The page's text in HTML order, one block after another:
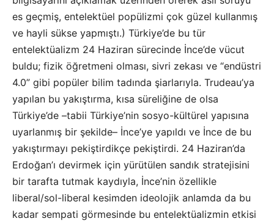
es geçmiş, entelektüel popülizmi çok güzel kullanmış
ve hayli sükse yapmıştı.) Türkiye’de bu tür
entelektüalizm 24 Haziran sürecinde İnce’de vücut
buldu; fizik öğretmeni olması, sivri zekası ve “endüstri
4.0” gibi popüler bilim tadında şiarlarıyla. Trudeau’ya
yapılan bu yakıştırma, kısa süreliğine de olsa
Türkiye’de –tabii Türkiye’nin sosyo-kültürel yapısına
uyarlanmış bir şekilde– İnce’ye yapıldı ve İnce de bu
yakıştırmayı pekiştirdikçe pekiştirdi. 24 Haziran’da
Erdoğan’ı devirmek için yürütülen sandık stratejisini
bir tarafta tutmak kaydıyla, İnce’nin özellikle
liberal/sol-liberal kesimden ideolojik anlamda da bu
kadar sempati görmesinde bu entelektüalizmin etkisi